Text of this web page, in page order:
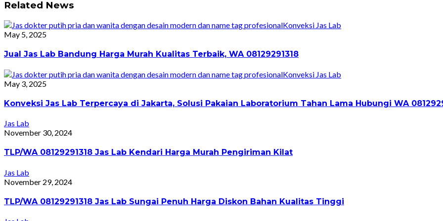
Related News
Konveksi Jas Lab
May 5, 2025
Jual Jas Lab Bandung Harga Murah Kualitas Terbaik, WA 08129291318
Konveksi Jas Lab
May 3, 2025
Konveksi Jas Lab Terpercaya di Jakarta, Solusi Pakaian Laboratorium Tahan Lama Hubungi WA
Jas Lab
November 30, 2024
TLP/WA 08129291318 Jas Lab Kendari Harga Murah Pengiriman Kilat
Jas Lab
November 29, 2024
TLP/WA 08129291318 Jas Lab Sungai Penuh Harga Diskon Bahan Kualitas Tinggi